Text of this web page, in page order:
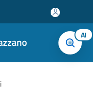
AI